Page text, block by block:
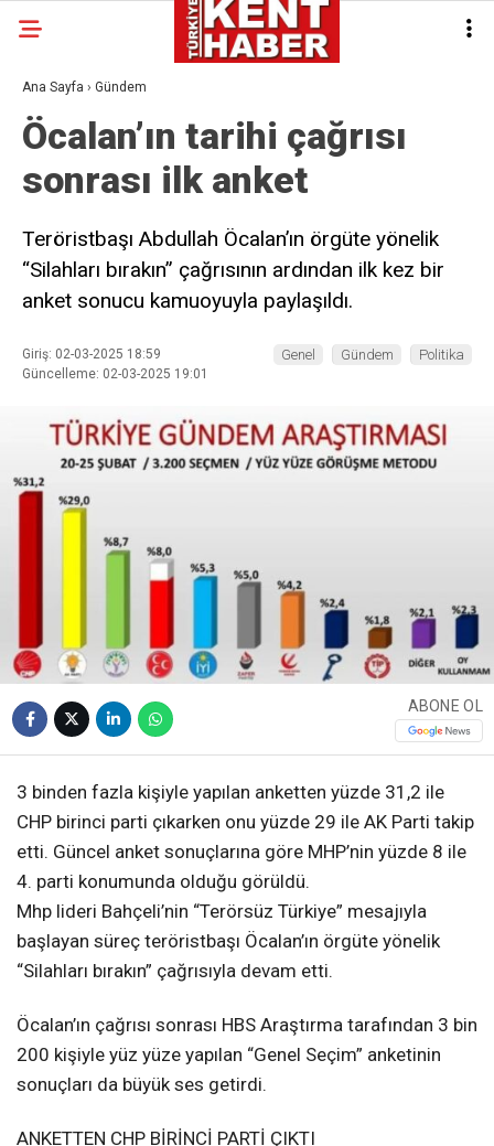
Ana Sayfa › Gündem
Öcalan’ın tarihi çağrısı
sonrası ilk anket
Teröristbaşı Abdullah Öcalan’ın örgüte yönelik
“Silahları bırakın” çağrısının ardından ilk kez bir
anket sonucu kamuoyuyla paylaşıldı.
Giriş: 02-03-2025 18:59
Güncelleme: 02-03-2025 19:01
Genel Gündem Politika
ABONE OL
3 binden fazla kişiyle yapılan anketten yüzde 31,2 ile
CHP birinci parti çıkarken onu yüzde 29 ile AK Parti takip
etti. Güncel anket sonuçlarına göre MHP’nin yüzde 8 ile
4. parti konumunda olduğu görüldü.
Mhp lideri Bahçeli’nin “Terörsüz Türkiye” mesajıyla
başlayan süreç teröristbaşı Öcalan’ın örgüte yönelik
“Silahları bırakın” çağrısıyla devam etti.
Öcalan’ın çağrısı sonrası HBS Araştırma tarafından 3 bin
200 kişiyle yüz yüze yapılan “Genel Seçim” anketinin
sonuçları da büyük ses getirdi.
ANKETTEN CHP BİRİNCİ PARTİ ÇIKTI